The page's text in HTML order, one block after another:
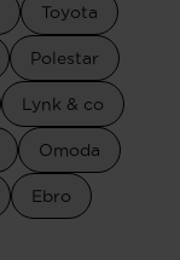
Toyota
Polestar
Lynk & co
Omoda
Ebro